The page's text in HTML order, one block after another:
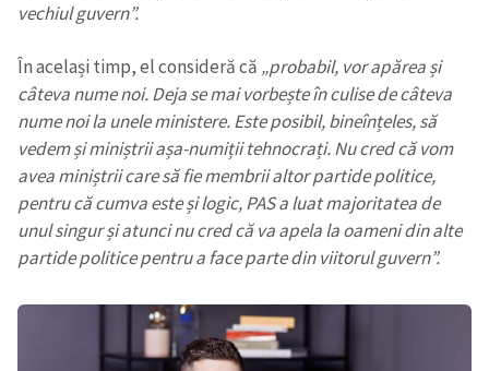
vechiul guvern”.
În același timp, el consideră că „probabil, vor apărea și
câteva nume noi. Deja se mai vorbește în culise de câteva
nume noi la unele ministere. Este posibil, bineînțeles, să
vedem și miniștrii așa-numiții tehnocrați. Nu cred că vom
avea miniștrii care să fie membrii altor partide politice,
pentru că cumva este și logic, PAS a luat majoritatea de
unul singur și atunci nu cred că va apela la oameni din alte
partide politice pentru a face parte din viitorul guvern”.